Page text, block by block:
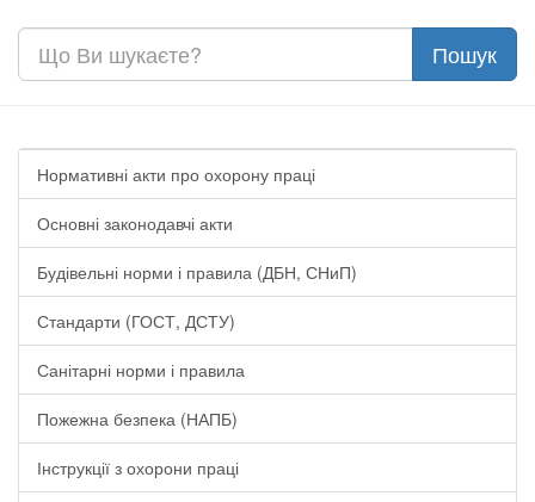
Нормативні акти про охорону праці
Основні законодавчі акти
Будівельні норми і правила (ДБН, СНиП)
Стандарти (ГОСТ, ДСТУ)
Санітарні норми і правила
Пожежна безпека (НАПБ)
Інструкції з охорони праці